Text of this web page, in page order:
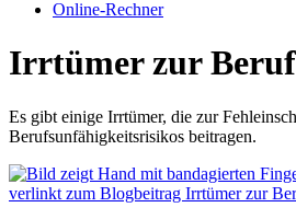
Online-Rechner
Irrtümer zur
Es gibt einige Irrtümer, die zur
Berufsunfähigkeitsrisikos beitragen.